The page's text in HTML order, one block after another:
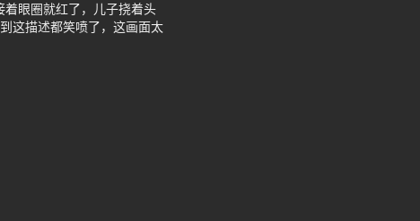
着眼圈就红了，儿子挠着头
这描述都笑喷了，这画面太